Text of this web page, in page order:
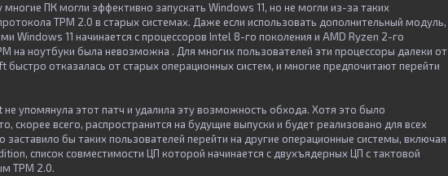
ПК могли эффективно запускать Windows 11, но не могли из-за таких
TPM 2.0 в старых системах. Даже если использовать дополнительный модуль,
Windows 11 начинается с процессоров Intel 8-го поколения и AMD Ryzen 2-го
на ноутбуки была невозможна . Для многих пользователей эти процессоры далеки от
отказалась от старых операционных систем, и многие предпочитают перейти
упомянула этот патч и удалила эту возможность обхода. Хотя это было
скорее всего, распространится на будущие выпуски и будет реализовано для всех
заставило бы таких пользователей перейти на другие операционные системы, включая
список совместимости ЦП которой начинается с двухъядерных ЦП с тактовой
TPM 2.0.